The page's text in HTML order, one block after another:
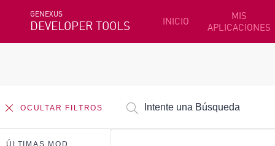
GENEXUS
DEVELOPER TOOLS INICIO
MIS
APLICACIONES